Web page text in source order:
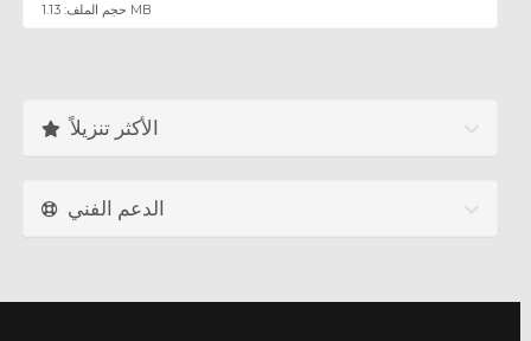
حجم الملف: 1.13 MB
الأكثر تنزيلاً
الدعم الفني